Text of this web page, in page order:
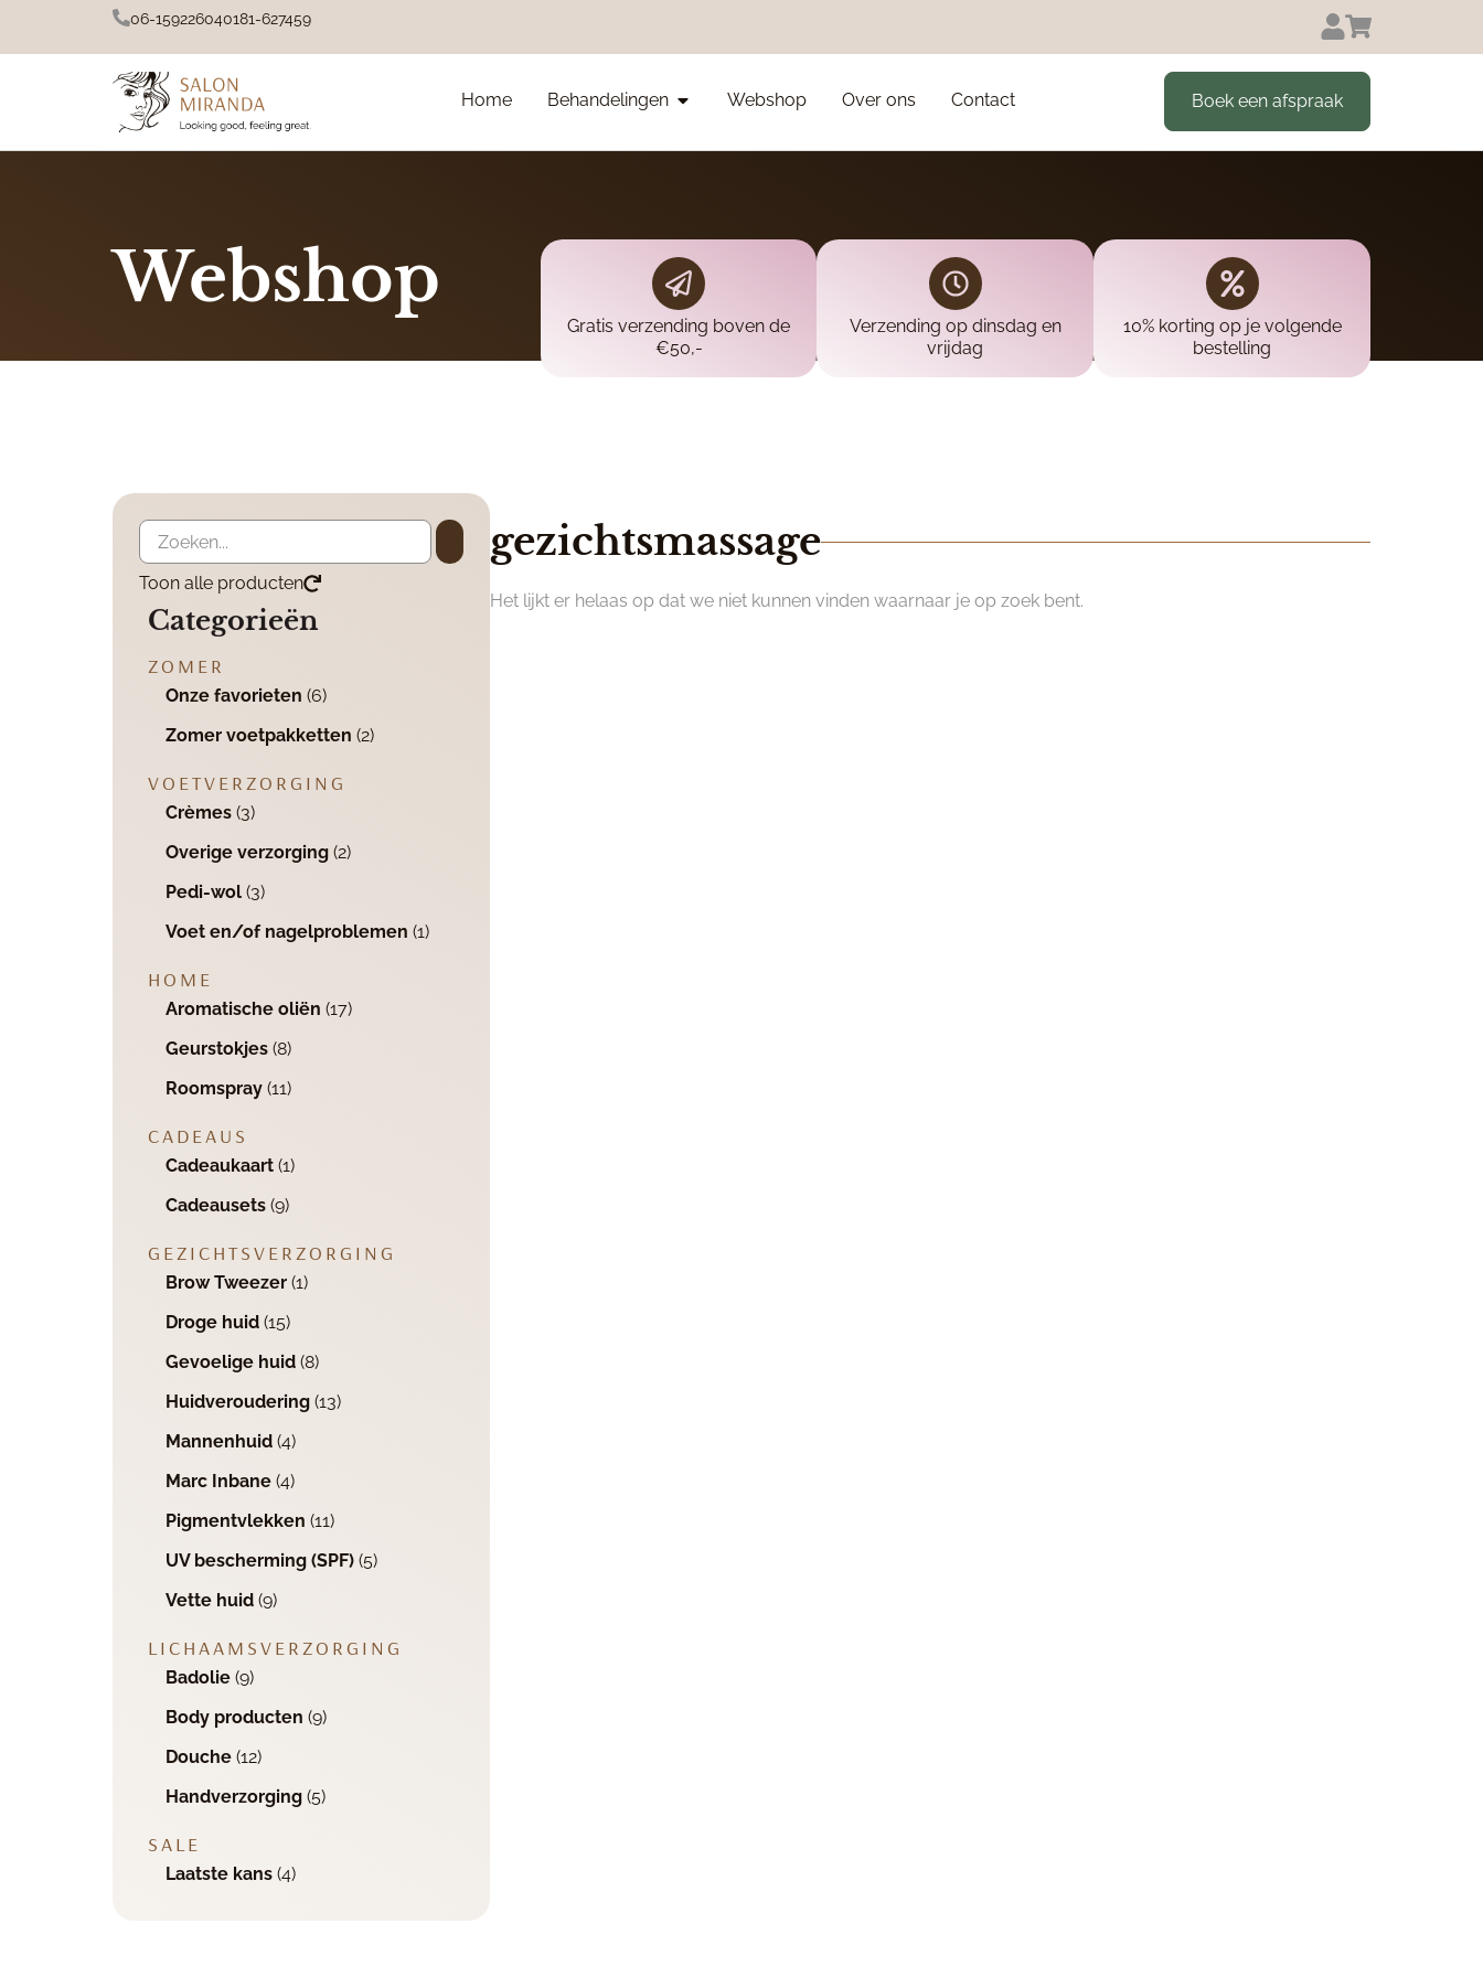
06-159226040181-627459
Home Behandelingen Webshop Over ons Contact Boek een afspraak
Webshop
Gratis verzending boven de
€50,-
Verzending op dinsdag en
vrijdag
10% korting op je volgende
bestelling
Toon alle producten
Categorieën
ZOMER
Onze favorieten (6)
Zomer voetpakketten (2)
VOETVERZORGING
Crèmes (3)
Overige verzorging (2)
Pedi-wol (3)
Voet en/of nagelproblemen (1)
HOME
Aromatische oliën (17)
Geurstokjes (8)
Roomspray (11)
CADEAUS
Cadeaukaart (1)
Cadeausets (9)
GEZICHTSVERZORGING
Brow Tweezer (1)
Droge huid (15)
Gevoelige huid (8)
Huidveroudering (13)
Mannenhuid (4)
Marc Inbane (4)
Pigmentvlekken (11)
UV bescherming (SPF) (5)
Vette huid (9)
LICHAAMSVERZORGING
Badolie (9)
Body producten (9)
Douche (12)
Handverzorging (5)
SALE
Laatste kans (4)
gezichtsmassage
Het lijkt er helaas op dat we niet kunnen vinden waarnaar je op zoek bent.